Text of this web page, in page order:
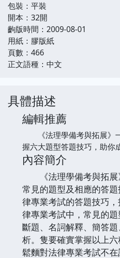
包裝：平裝
開本：32開
齣版時間：2009-08-01
用紙：膠版紙
頁數：466
正文語種：中文
具體描述
編輯推薦
《法理學備考與拓展》
握六大題型答題技巧，助你
內容簡介
《法理學備考與拓展
常見的題型及相應的答
律專業考試的答題技巧
律專業考試中，常見的
斷題、名詞解釋、簡答
析。隻要確實掌握以上
鬆麵對法律專業考試不在